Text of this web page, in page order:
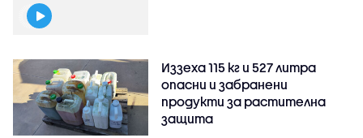
Иззеха 115 кг и 527 литра
опасни и забранени
продукти за растителна
защита